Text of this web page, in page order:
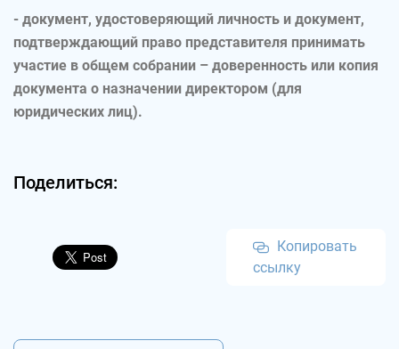
- документ, удостоверяющий личность и документ,
подтверждающий право представителя принимать
участие в общем собрании – доверенность или копия
документа о назначении директором (для
юридических лиц).
Поделиться:
Копировать
ссылку